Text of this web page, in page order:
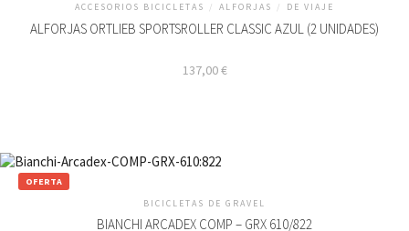
ACCESORIOS BICICLETAS / ALFORJAS / DE VIAJE
ALFORJAS ORTLIEB SPORTSROLLER CLASSIC AZUL (2 UNIDADES)
137,00€
OFERTA
BICICLETAS DE GRAVEL
BIANCHI ARCADEX COMP – GRX 610/822